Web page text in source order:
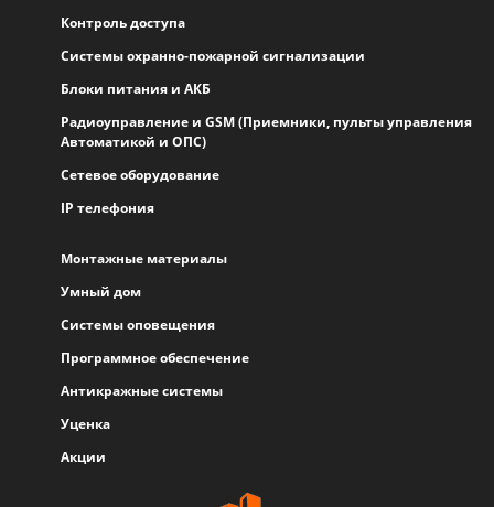
Контроль доступа
Системы охранно-пожарной сигнализации
Блоки питания и АКБ
Радиоуправление и GSM (Приемники, пульты управления
Автоматикой и ОПС)
Сетевое оборудование
IP телефония
Монтажные материалы
Умный дом
Системы оповещения
Программное обеспечение
Антикражные системы
Уценка
Акции